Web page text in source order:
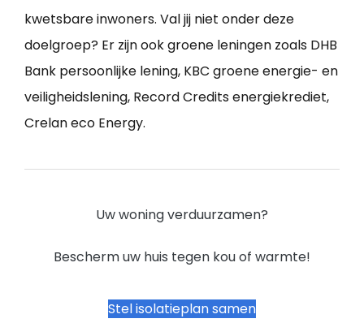
kwetsbare inwoners. Val jij niet onder deze
doelgroep? Er zijn ook groene leningen zoals DHB
Bank persoonlijke lening, KBC groene energie- en
veiligheidslening, Record Credits energiekrediet,
Crelan eco Energy.
Uw woning verduurzamen?
Bescherm uw huis tegen kou of warmte!
Stel isolatieplan samen